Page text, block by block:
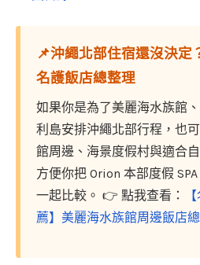
📌沖繩北部住宿還沒決定
名護飯店總整理
如果你是為了美麗海水族館
利島安排沖繩北部行程，也
館周邊、海景度假村與適合
方便你把 Orion 本部度假
一起比較。 👉 點我查看：
薦】美麗海水族館周邊飯店